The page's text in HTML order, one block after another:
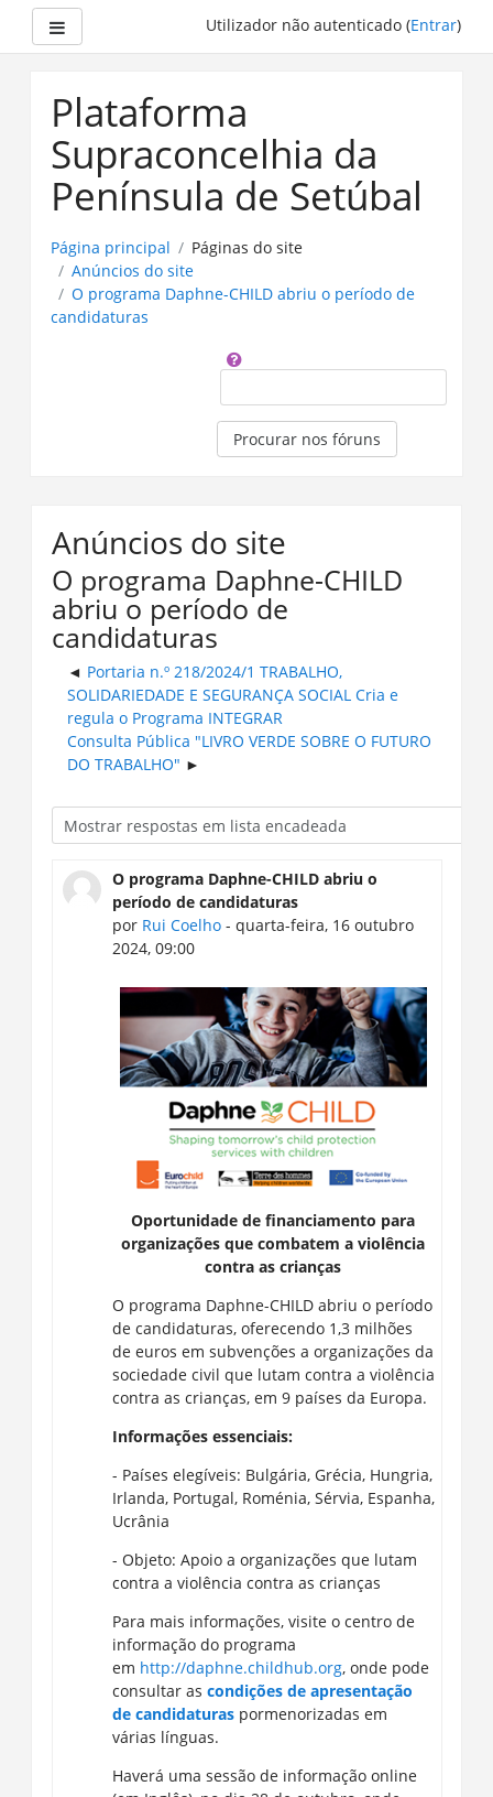
principal
Utilizador não autenticado (Entrar)
Plataforma
Supraconcelhia da
Península de Setúbal
Página principal
Páginas do site
Anúncios do site
O programa Daphne-CHILD abriu o período de
candidaturas
Procurar nos fóruns
Anúncios do site
O programa Daphne-CHILD
abriu o período de
candidaturas
Portaria n.º 218/2024/1 TRABALHO,
SOLIDARIEDADE E SEGURANÇA SOCIAL Cria e
regula o Programa INTEGRAR
Consulta Pública "LIVRO VERDE SOBRE O FUTURO
DO TRABALHO"
O programa Daphne-CHILD abriu o
período de candidaturas
por Rui Coelho- quarta-feira, 16 outubro
2024, 09:00
Oportunidade de financiamento para
organizações que combatem a violência
contra as crianças
O programa Daphne-CHILD abriu o período
de candidaturas, oferecendo 1,3 milhões
de euros em subvenções a organizações da
sociedade civil que lutam contra a violência
contra as crianças, em 9 países da Europa.
Informações essenciais:
- Países elegíveis: Bulgária, Grécia, Hungria,
Irlanda, Portugal, Roménia, Sérvia, Espanha,
Ucrânia
- Objeto: Apoio a organizações que lutam
contra a violência contra as crianças
Para mais informações, visite o centro de
informação do programa
em http://daphne.childhub.org, onde pode
consultar as condições de apresentação
de candidaturas pormenorizadas em
várias línguas.
Haverá uma sessão de informação online